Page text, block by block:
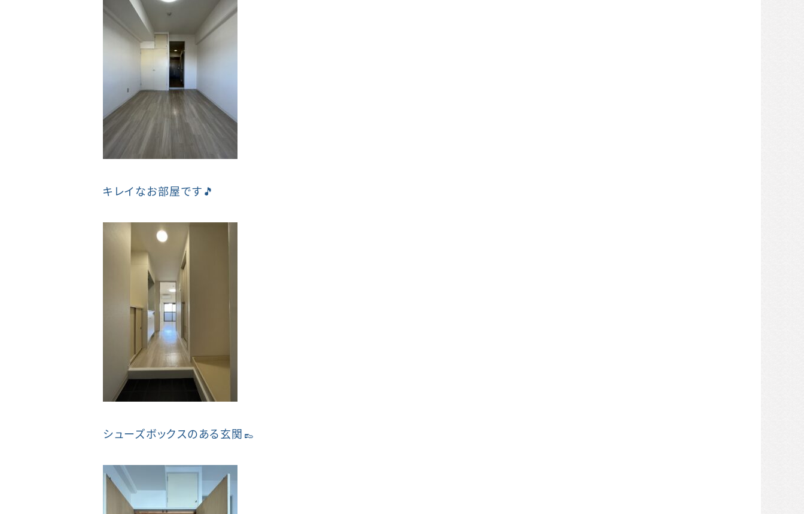
キレイなお部屋です🎵
シューズボックスのある玄関👞